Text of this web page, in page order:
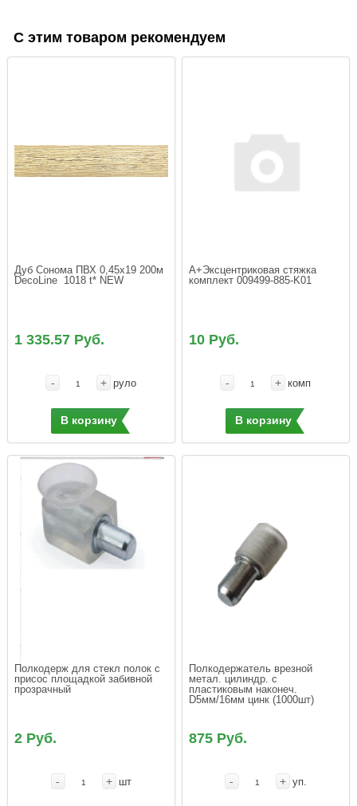
С этим товаром рекомендуем
Дуб Сонома ПВХ 0,45х19 200м
DecoLine  1018 t* NEW
1 335.57 Руб.
- + руло
В корзину
A+Эксцентриковая стяжка
комплект 009499-885-K01
10 Руб.
- + комп
В корзину
Полкодерж для стекл полок с
присос площадкой забивной
прозрачный
2 Руб.
- + шт
Полкодержатель врезной
метал. цилиндр. с
пластиковым наконеч.
D5мм/16мм цинк (1000шт)
875 Руб.
- + уп.